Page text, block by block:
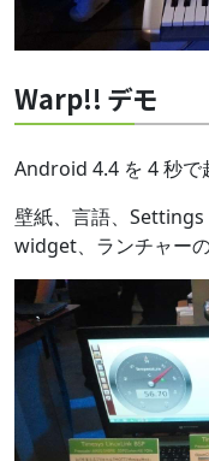
Warp!! デモ
Android 4.4 を 4 秒で
壁紙、言語、Settings
widget、ランチャー